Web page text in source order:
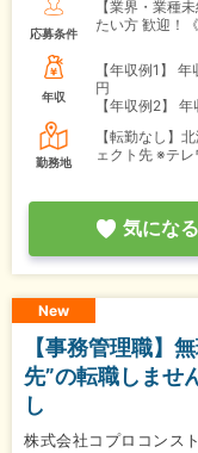
応募条件
【業界・業種
たい方 歓迎！
年収
【年収例1】
年
円
【年収例2】
年
勤務地
【転勤なし】
ェクト先 ※テ
気になる
New
【事務管理職】
先”の転職しませ
し
株式会社コプロコンス